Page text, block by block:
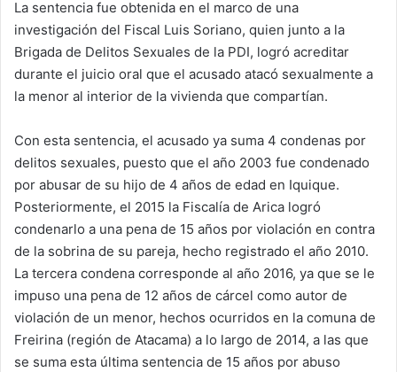
La sentencia fue obtenida en el marco de una
investigación del Fiscal Luis Soriano, quien junto a la
Brigada de Delitos Sexuales de la PDI, logró acreditar
durante el juicio oral que el acusado atacó sexualmente a
la menor al interior de la vivienda que compartían.
Con esta sentencia, el acusado ya suma 4 condenas por
delitos sexuales, puesto que el año 2003 fue condenado
por abusar de su hijo de 4 años de edad en Iquique.
Posteriormente, el 2015 la Fiscalía de Arica logró
condenarlo a una pena de 15 años por violación en contra
de la sobrina de su pareja, hecho registrado el año 2010.
La tercera condena corresponde al año 2016, ya que se le
impuso una pena de 12 años de cárcel como autor de
violación de un menor, hechos ocurridos en la comuna de
Freirina (región de Atacama) a lo largo de 2014, a las que
se suma esta última sentencia de 15 años por abuso